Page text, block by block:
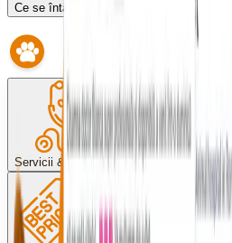
Ce se întâmplă dacă întârzii?
Servicii & proceduri